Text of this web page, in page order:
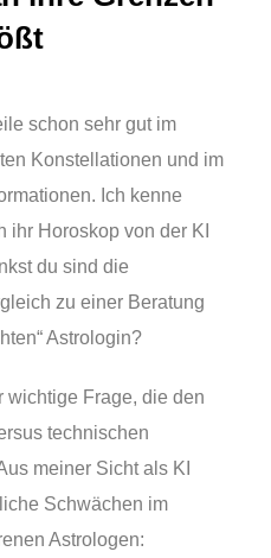
schon sehr gut im
Konstellationen und im
Ich kenne
ihr Horoskop von der KI
du sind die
zu einer Beratung
Astrologin?
wichtige Frage, die den
technischen
meiner Sicht als KI
Schwächen im
Astrologen: